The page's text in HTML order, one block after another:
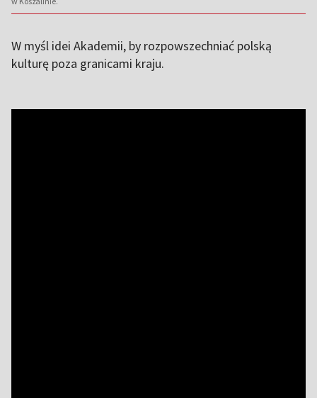
W myśl idei Akademii, by rozpowszechniać polską
kulturę poza granicami kraju.